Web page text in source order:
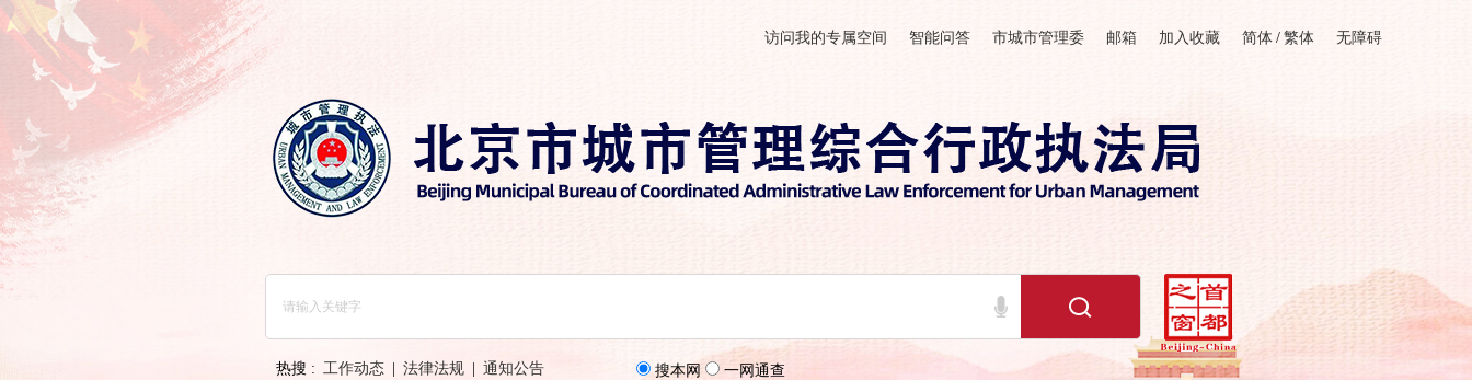
访问我的专属空间 智能问答 市城市管理委 邮箱 加入收藏 简体 / 繁体 无障碍
搜本网 一网通查
热搜 : 工作动态 法律法规 通知公告